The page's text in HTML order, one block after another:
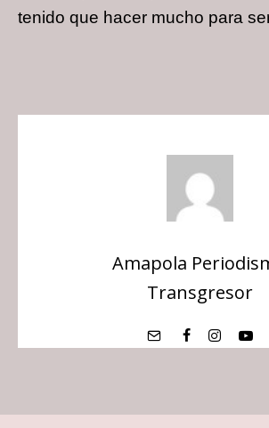
tenido que hacer mucho para
Amapola
Transgresor